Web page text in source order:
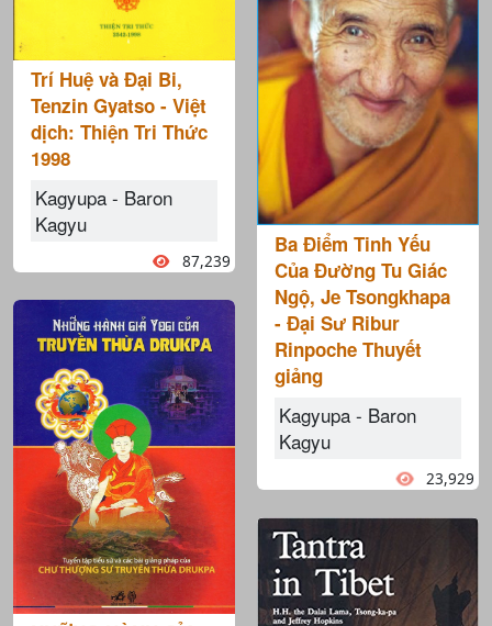
Trí Huệ và Đại Bi,
Tenzin Gyatso - Việt
dịch: Thiện Tri Thức
1998
Kagyupa - Baron
Kagyu
87,239
Ba Điểm Tinh Yếu
Của Đường Tu Giác
Ngộ, Je Tsongkhapa
- Đại Sư Ribur
Rinpoche Thuyết
giảng
Kagyupa - Baron
Kagyu
23,929